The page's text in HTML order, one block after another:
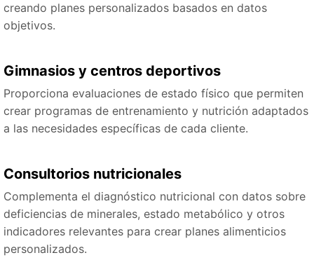
creando planes personalizados basados en datos
objetivos.
Gimnasios y centros deportivos
Proporciona evaluaciones de estado físico que permiten
crear programas de entrenamiento y nutrición adaptados
a las necesidades específicas de cada cliente.
Consultorios nutricionales
Complementa el diagnóstico nutricional con datos sobre
deficiencias de minerales, estado metabólico y otros
indicadores relevantes para crear planes alimenticios
personalizados.